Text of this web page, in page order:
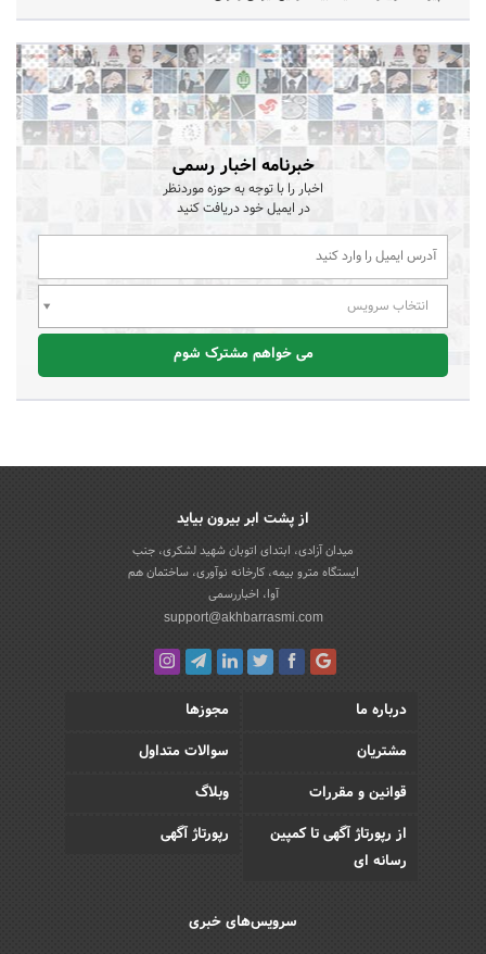
خبرنامه اخبار رسمی
اخبار را با توجه به حوزه موردنظر
در ایمیل خود دریافت کنید
انتخاب سرویس
می خواهم مشترک شوم
از پشت ابر بیرون بیاید
میدان آزادی، ابتدای اتوبان شهید لشکری، جنب
ایستگاه مترو بیمه، کارخانه نوآوری، ساختمان هم
آوا، اخباررسمی
support@akhbarrasmi.com
درباره ما
مجوزها
مشتریان
سوالات متداول
قوانین و مقررات
وبلاگ
از رپورتاژ آگهی تا کمپین
رسانه ای
رپورتاژ آگهی
سرویس‌های خبری